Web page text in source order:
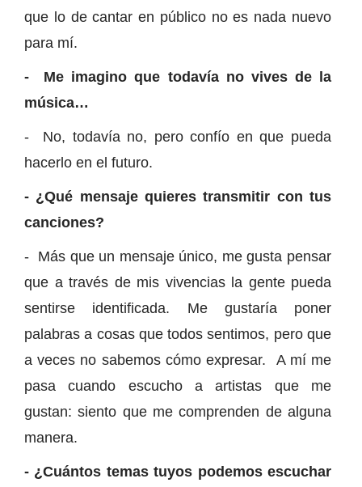
que lo de cantar en público no es nada nuevo
para mí.
- Me imagino que todavía no vives de la
música…
- No, todavía no, pero confío en que pueda
hacerlo en el futuro.
- ¿Qué mensaje quieres transmitir con tus
canciones?
- Más que un mensaje único, me gusta pensar
que a través de mis vivencias la gente pueda
sentirse identificada. Me gustaría poner
palabras a cosas que todos sentimos, pero que
a veces no sabemos cómo expresar. A mí me
pasa cuando escucho a artistas que me
gustan: siento que me comprenden de alguna
manera.
- ¿Cuántos temas tuyos podemos escuchar